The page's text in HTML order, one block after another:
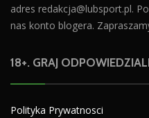
adres redakcja@lubsport.pl.
nas konto blogera.
18+. GRAJ
Polityka Prywatnosci